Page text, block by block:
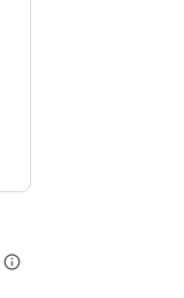
info_outline